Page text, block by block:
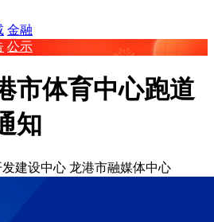
金融
公示
市体育中心跑道
知
建设中心 龙港市融媒体中心